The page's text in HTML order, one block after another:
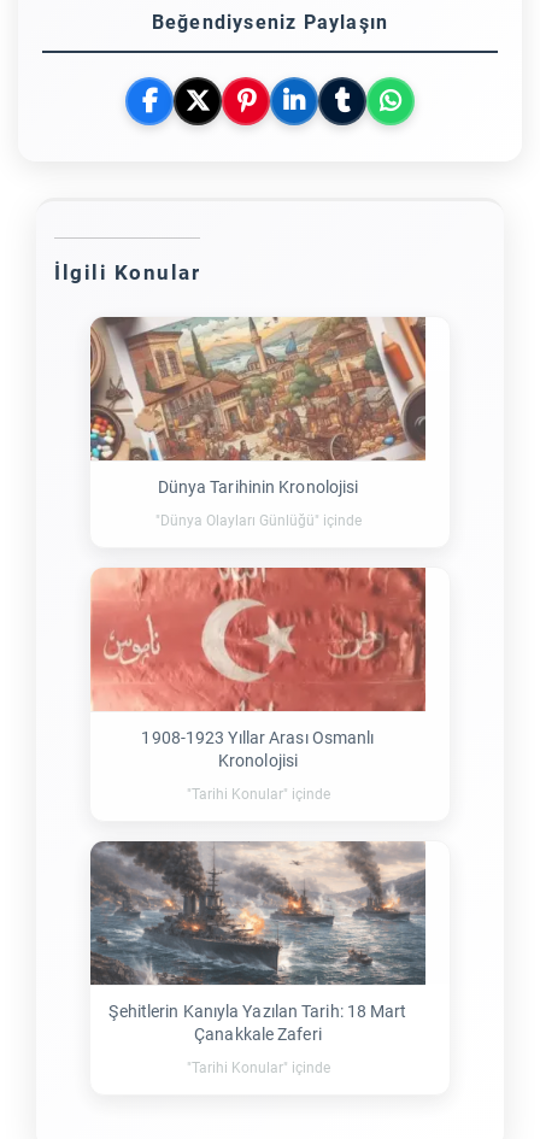
Beğendiyseniz Paylaşın
İlgili Konular
Dünya Tarihinin Kronolojisi
"Dünya Olayları Günlüğü" içinde
1908-1923 Yıllar Arası Osmanlı
Kronolojisi
"Tarihi Konular" içinde
Şehitlerin Kanıyla Yazılan Tarih: 18 Mart
Çanakkale Zaferi
"Tarihi Konular" içinde